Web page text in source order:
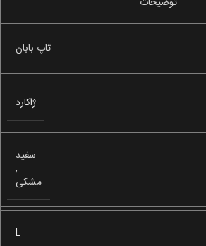
تاپ بابان
ژاکارد
سفید
,
مشکی
L